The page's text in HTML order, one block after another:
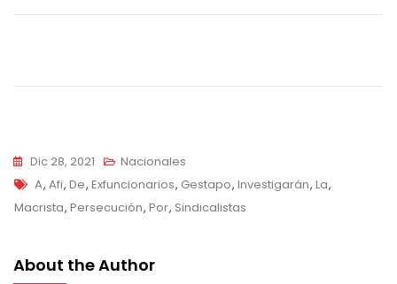
de
Dic 28, 2021
Nacionales
Tags
A, Afi, De, Exfuncionarios, Gestapo, Investigarán, La,
Macrista, Persecución, Por, Sindicalistas
About the Author